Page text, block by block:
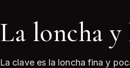
La loncha
La clave es la loncha fina y